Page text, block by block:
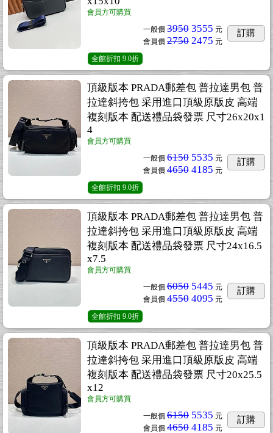
會員方可購買
一般價 3950 3555 元
會員價 2750 2475 元
訂購
全館折扣 9.0折
頂級版本 PRADA郵差包 普拉達男包 普
拉達斜挎包 采用進口頂級原版皮 高端
複刻版本 配送禮品袋發票 尺寸26x20x1
4
會員方可購買
一般價 6150 5535 元
會員價 4650 4185 元
訂購
全館折扣 9.0折
頂級版本 PRADA郵差包 普拉達男包 普
拉達斜挎包 采用進口頂級原版皮 高端
複刻版本 配送禮品袋發票 尺寸24x16.5
x7.5
會員方可購買
一般價 6050 5445 元
會員價 4550 4095 元
訂購
全館折扣 9.0折
頂級版本 PRADA郵差包 普拉達男包 普
拉達斜挎包 采用進口頂級原版皮 高端
複刻版本 配送禮品袋發票 尺寸20x25.5
x12
會員方可購買
一般價 6150 5535 元
會員價 4650 4185 元
訂購